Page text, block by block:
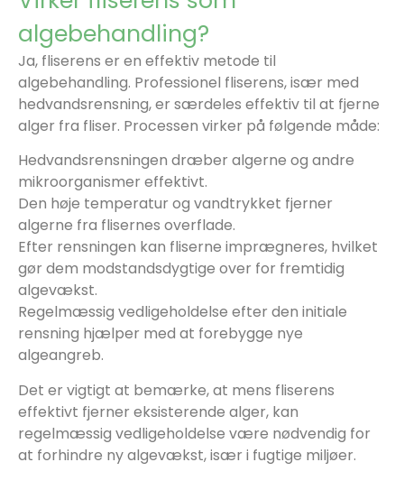
algebehandling?
Ja, fliserens er en effektiv metode til
algebehandling. Professionel fliserens, især med
hedvandsrensning, er særdeles effektiv til at fjerne
alger fra fliser. Processen virker på følgende måde:
Hedvandsrensningen dræber algerne og andre
mikroorganismer effektivt.
Den høje temperatur og vandtrykket fjerner
algerne fra flisernes overflade.
Efter rensningen kan fliserne imprægneres, hvilket
gør dem modstandsdygtige over for fremtidig
algevækst.
Regelmæssig vedligeholdelse efter den initiale
rensning hjælper med at forebygge nye
algeangreb.
Det er vigtigt at bemærke, at mens fliserens
effektivt fjerner eksisterende alger, kan
regelmæssig vedligeholdelse være nødvendig for
at forhindre ny algevækst, især i fugtige miljøer.